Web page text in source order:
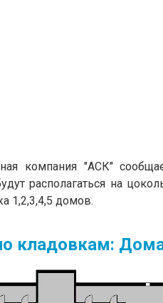
компания "АСК"
располагаться на
1,2,3,4,5 домов.
кладовкам: